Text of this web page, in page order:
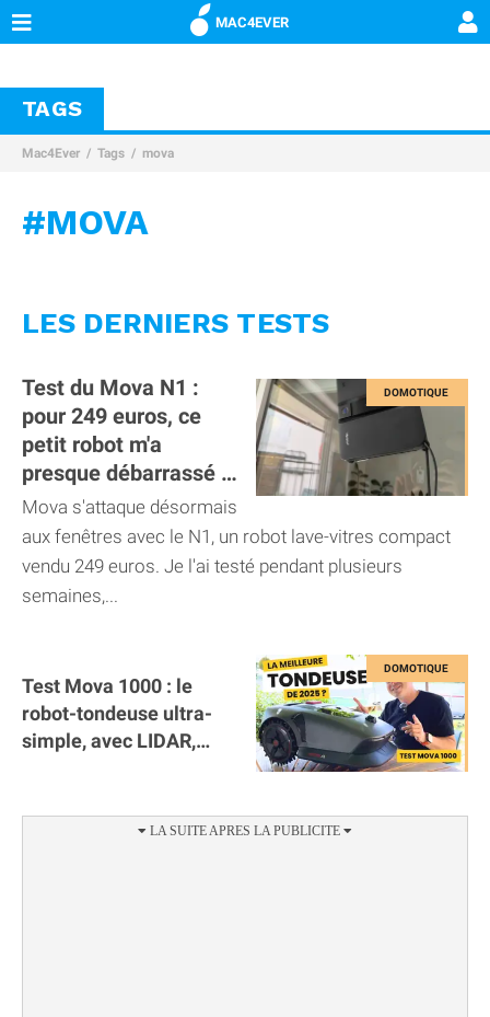
MAC4EVER
TAGS
Mac4Ever Tags mova
#MOVA
LES DERNIERS TESTS
Test du Mova N1 :
pour 249 euros, ce
petit robot m'a
presque débarrassé de
la corvée des vitres
Mova s'attaque désormais
aux fenêtres avec le N1, un robot lave-vitres compact
vendu 249 euros. Je l'ai testé pendant plusieurs
semaines,...
Test Mova 1000 : le
robot-tondeuse ultra-
simple, avec LIDAR,